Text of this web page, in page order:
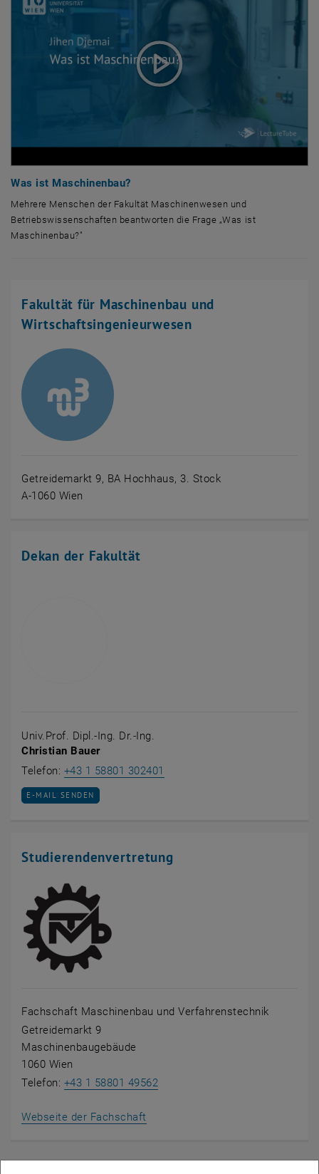
Was ist Maschinenbau?
Mehrere Menschen der Fakultät Maschinenwesen und
Betriebswissenschaften beantworten die Frage „Was ist
Maschinenbau?"
Fakultät für Maschinenbau und
Wirtschaftsingenieurwesen
Getreidemarkt 9, BA Hochhaus, 3. Stock
A-1060 Wien
Dekan der Fakultät
Univ.Prof. Dipl.-Ing. Dr.-Ing.
Christian Bauer
Telefon: +43 1 58801 302401
E-MAIL AN CHRISTIAN BAUER SENDEN
E-MAIL SENDEN
Studierendenvertretung
Fachschaft Maschinenbau und Verfahrenstechnik
Getreidemarkt 9
Maschinenbaugebäude
1060 Wien
Telefon: +43 1 58801 49562
Webseite der Fachschaft